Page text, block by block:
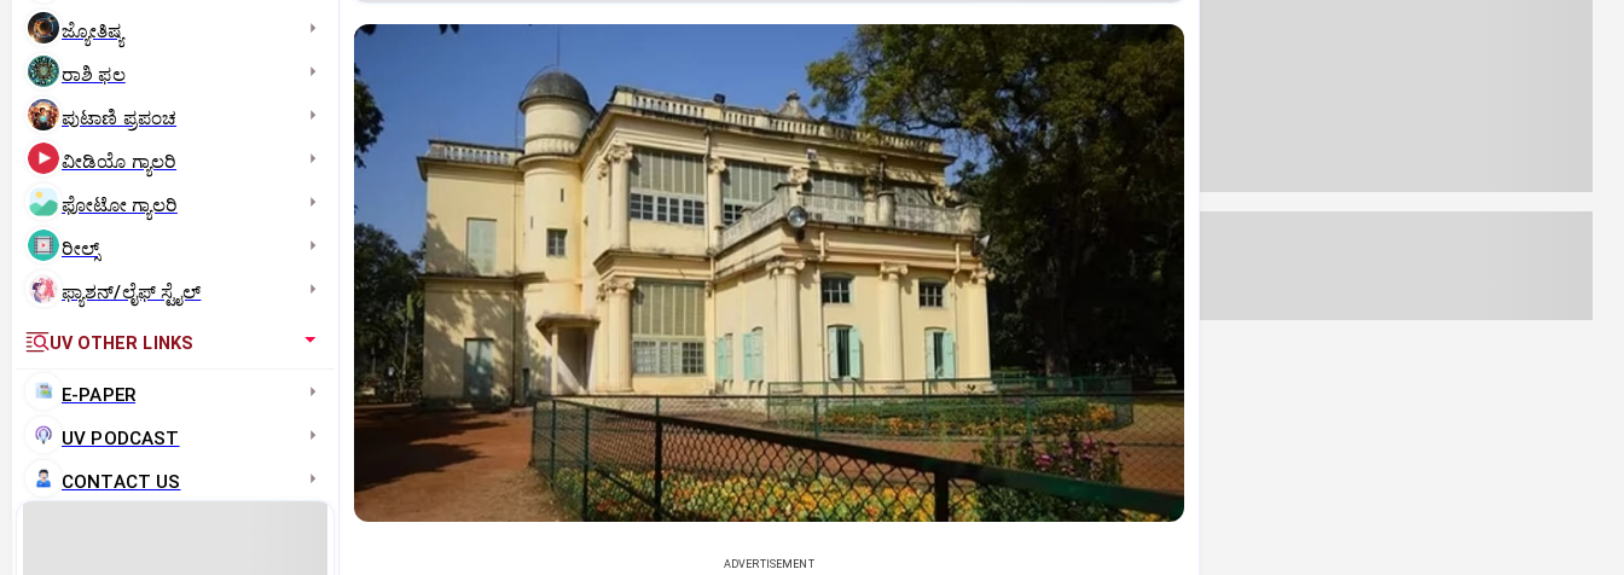
ಜ್ಯೋತಿಷ್ಯ
ರಾಶಿ ಫಲ
ಪುಟಾಣಿ ಪ್ರಪಂಚ
ವೀಡಿಯೊ ಗ್ಯಾಲರಿ
ಫೋಟೋ ಗ್ಯಾಲರಿ
ರೀಲ್ಸ್
ಫ್ಯಾಶನ್/ಲೈಫ್‌ ಸ್ಟೈಲ್
UV OTHER LINKS
E-PAPER
UV PODCAST
CONTACT US
ADVERTISEMENT